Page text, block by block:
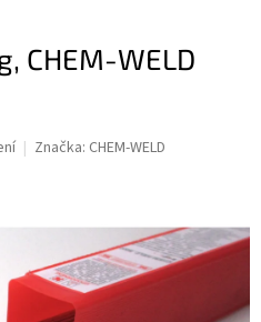
CHEM-WELD
Značka: CHEM-WELD